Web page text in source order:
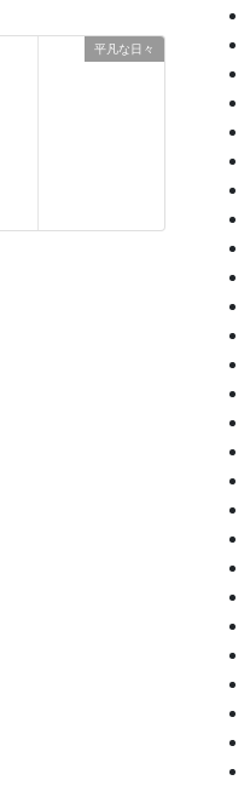
平凡な日々